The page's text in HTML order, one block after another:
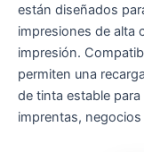
están diseñados
impresiones de alta
impresión.
permiten una
de tinta estable
imprentas,